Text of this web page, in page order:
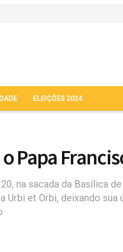
ELEIÇÕES 2024
Papa
na sacada da Basílica
Urbi et Orbi, deixando sua